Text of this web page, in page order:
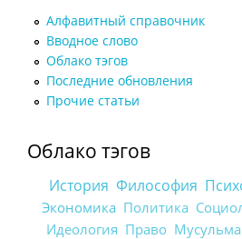
Алфавитный справочник
Вводное слово
Облако тэгов
Последние обновления
Прочие статьи
Облако тэгов
История Философия
Экономика Политика
Идеология Право